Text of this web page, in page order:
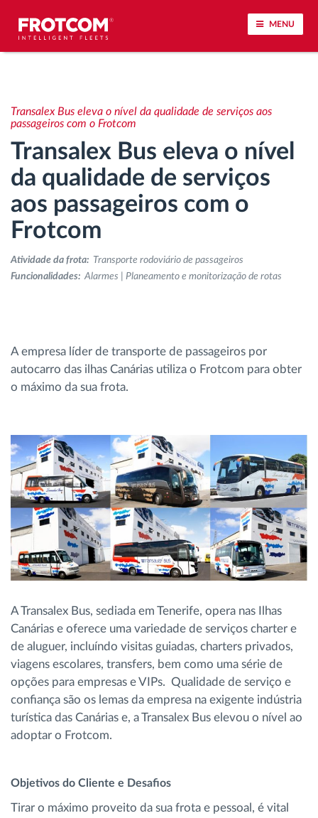
MENU
Análise do estilo de condução
Monitorização dos tempos de condução
Gestão de tarefas
Descarga remota de tacógrafo
Planeamento e monitorização de rotas
Ver todas as funcionalidades
Como resolvemos cada necessidade da
atividade da frota
Calculadora de Benefícios
Transalex Bus eleva o nível da qualidade de serviços aos
passageiros com o Frotcom
Transalex Bus eleva o nível
da qualidade de serviços
aos passageiros com o
Frotcom
Atividade da frota: Transporte rodoviário de passageiros
Funcionalidades: Alarmes | Planeamento e monitorização de rotas
A empresa líder de transporte de passageiros por
autocarro das ilhas Canárias utiliza o Frotcom para obter
o máximo da sua frota.
A Transalex Bus, sediada em Tenerife, opera nas Ilhas
Canárias e oferece uma variedade de serviços charter e
de aluguer, incluíndo visitas guiadas, charters privados,
viagens escolares, transfers, bem como uma série de
opções para empresas e VIPs. Qualidade de serviço e
confiança são os lemas da empresa na exigente indústria
turística das Canárias e, a Transalex Bus elevou o nível ao
adoptar o Frotcom.
Objetivos do Cliente e Desafios
Tirar o máximo proveito da sua frota e pessoal, é vital